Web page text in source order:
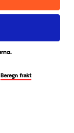
Beregn frakt